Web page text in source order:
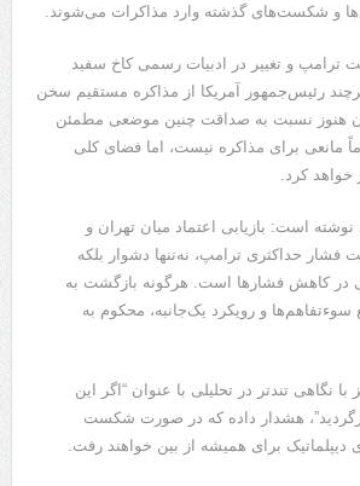
و شکست‌های گذشته وارد مذاکرات می‌شوند.
ترامپ و تغییر در ادبیات رسمی کاخ سفید
رئیس‌جمهور آمریکا از مذاکره مستقیم سخن
هنوز نسبت به صداقت چنین موضعی مطمئن
مانعی برای مذاکره نیست، اما فضای کلی
کرد.
است: بازیابی اعتماد میان تهران و
حداکثری ترامپ، نه‌تنها دشوار بلکه
در کاهش فشارها است. هرگونه بازگشت به
و رویکرد یک‌جانبه، محکوم به
با نگاهی تندتر در تحلیلی با عنوان “اگر این
هشدار داده که در صورت شکست
دیپلماتیک برای همیشه از بین خواهند رفت.